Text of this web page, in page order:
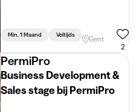
Min. 1 Maand Voltijds
Gent
2
PermiPro
Business Development &
Sales stage bij PermiPro